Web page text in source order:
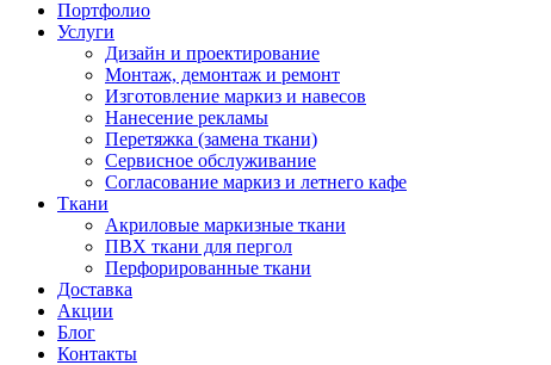
Портфолио
Услуги
Дизайн и проектирование
Монтаж, демонтаж и ремонт
Изготовление маркиз и навесов
Нанесение рекламы
Перетяжка (замена ткани)
Сервисное обслуживание
Согласование маркиз и летнего кафе
Ткани
Акриловые маркизные ткани
ПВХ ткани для пергол
Перфорированные ткани
Доставка
Акции
Блог
Контакты